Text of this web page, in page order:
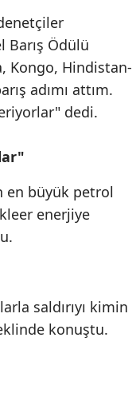
Ödülü
Kongo, Hindistan-
adımı attım.
dedi.
en büyük petrol
enerjiye
saldırıyı kimin
konuştu.